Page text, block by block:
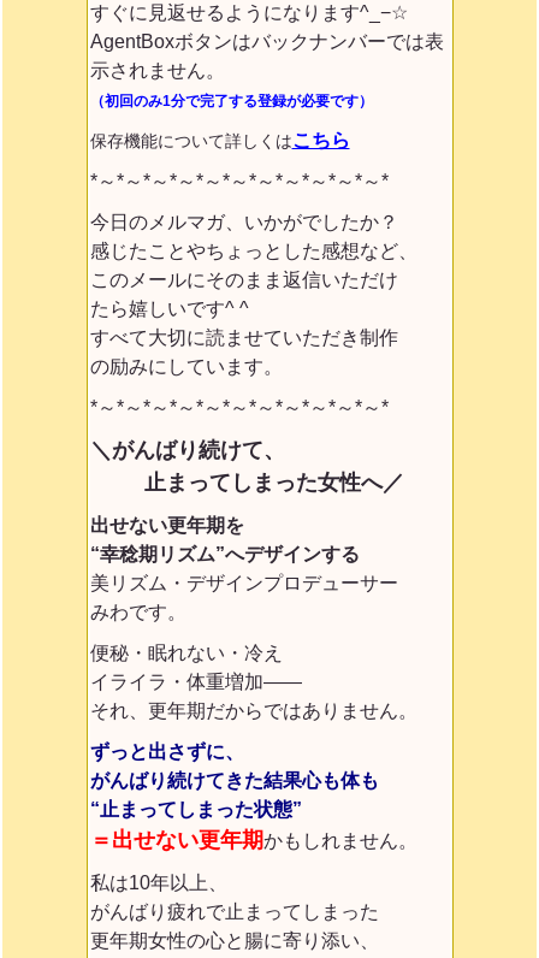
すぐに見返せるようになります^_−☆
AgentBoxボタンはバックナンバーでは表
示されません。
（初回のみ1分で完了する登録が必要です）
保存機能について詳しくはこちら
*～*～*～*～*～*～*～*～*～*～*～*
今日のメルマガ、いかがでしたか？
感じたことやちょっとした感想など、
このメールにそのまま返信いただけ
たら嬉しいです^ ^
すべて大切に読ませていただき制作
の励みにしています。
*～*～*～*～*～*～*～*～*～*～*～*
＼がんばり続けて、
止まってしまった女性へ／
出せない更年期を
“幸稔期リズム”へデザインする
美リズム・デザインプロデューサー
みわです。
便秘・眠れない・冷え
イライラ・体重増加——
それ、更年期だからではありません。
ずっと出さずに、
がんばり続けてきた結果心も体も
“止まってしまった状態”
＝出せない更年期かもしれません。
私は10年以上、
がんばり疲れで止まってしまった
更年期女性の心と腸に寄り添い、